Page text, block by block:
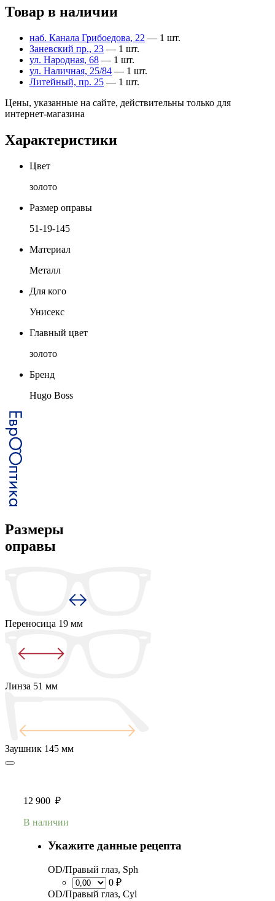
Товар в наличии
наб. Канала Грибоедова, 22 — 1 шт.
Заневский пр., 23 — 1 шт.
ул. Народная, 68 — 1 шт.
ул. Наличная, 25/84 — 1 шт.
Литейный, пр. 25 — 1 шт.
Цены, указанные на сайте, действительны только для
интернет-магазина
Характеристики
Цвет
золото
Размер оправы
51-19-145
Материал
Металл
Для кого
Унисекс
Главный цвет
золото
Бренд
Hugo Boss
Размеры
оправы
Переносица 19 мм
Линза 51 мм
Заушник 145 мм
12 900 ₽
В наличии
Укажите данные рецепта
OD/Правый глаз, Sph
0 ₽
OD/Правый глаз, Cyl